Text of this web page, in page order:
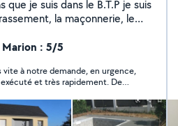
que je suis dans le B.T.P je suis
la maçonnerie, le
rénovation ect .......
Marion : 5/5
vite à notre demande, en urgence,
et très rapidement. De